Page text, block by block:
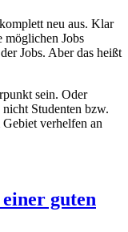
neu aus. Klar
möglichen Jobs
Jobs. Aber das heißt
sein. Oder
Studenten bzw.
verhelfen an
guten